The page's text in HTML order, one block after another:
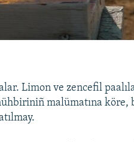
Limon ve zencefil
malümatına köre,